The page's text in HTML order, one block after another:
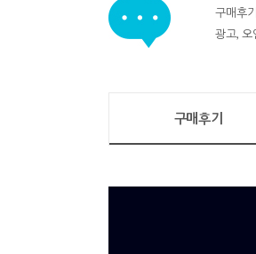
구매후
광고, 오
구매후기